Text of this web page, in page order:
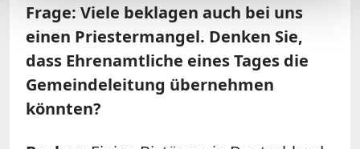
Frage: Viele beklagen auch bei uns
einen Priestermangel. Denken Sie,
dass Ehrenamtliche eines Tages die
Gemeindeleitung übernehmen
könnten?